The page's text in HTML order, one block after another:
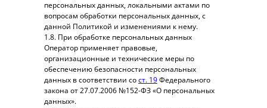
персональных данных, локальными актами по
вопросам обработки персональных данных, с
данной Политикой и изменениями к нему.
1.8. При обработке персональных данных
Оператор применяет правовые,
организационные и технические меры по
обеспечению безопасности персональных
данных в соответствии сост. 19Федерального
закона от 27.07.2006 №152-ФЗ «О персональных
данных».